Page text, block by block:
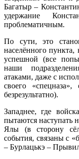
Багатыр –
удержание
проблематичным.
По сути, это
населённого
успешной (все
наши
атаками, даже с
своего
безрезультатно).
Западнее, где
пытаются наступать
Ялы (в сторону
события, связаны с
– Бурлацькэ –